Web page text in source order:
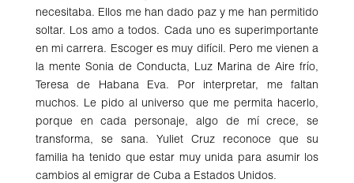
necesitaba. Ellos me han dado paz y me han permitido
soltar. Los amo a todos. Cada uno es superimportante
en mi carrera. Escoger es muy difícil. Pero me vienen a
la mente Sonia de Conducta, Luz Marina de Aire frío,
Teresa de Habana Eva. Por interpretar, me faltan
muchos. Le pido al universo que me permita hacerlo,
porque en cada personaje, algo de mí crece, se
transforma, se sana. Yuliet Cruz reconoce que su
familia ha tenido que estar muy unida para asumir los
cambios al emigrar de Cuba a Estados Unidos.